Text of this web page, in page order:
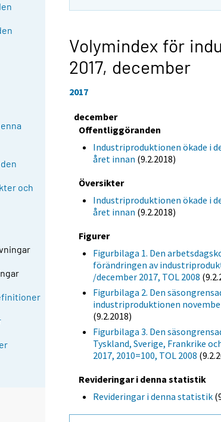
och
Volymindex för
2017, december
2017
december
Offentliggöranden
Industriproduktionen ökade i
året innan (9.2.2018)
Översikter
Industriproduktionen ökade i
året innan (9.2.2018)
Figurer
Figurbilaga 1. Den
förändringen av
/december 2017, TOL 2008
Figurbilaga 2. Den
industriproduktionen
(9.2.2018)
Figurbilaga 3. Den
Tyskland, Sverige, Frankrike
2017, 2010=100, TOL 2008
Revideringar i denna statistik
Revideringar i denna statistik